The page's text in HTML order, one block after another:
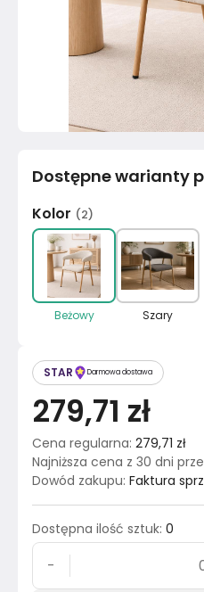
STAR Darmowa dostawa
279,71 zł
Cena regularna: 279,71 zł
Najniższa cena z 30 dni
Dowód zakupu: Faktura
Dostępna ilość sztuk: 0
-
Dostępne warianty
Kolor (2)
Beżowy Szary